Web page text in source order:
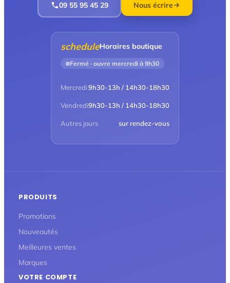
09 55 95 45 29 Nous écrire
scheduleHoraires boutique
Fermé · ouvre mercredi à 9h30
Mercredi9h30-13h / 14h30-18h30
Vendredi9h30-13h / 14h30-18h30
Autres jours sur rendez-vous
PRODUITS
Promotions
Nouveautés
Meilleures ventes
Marques
VOTRE COMPTE